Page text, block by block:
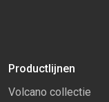
Productlijnen
Volcano collectie